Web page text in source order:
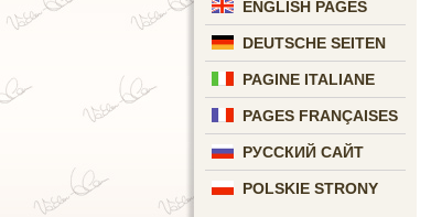
ENGLISH PAGES
DEUTSCHE SEITEN
PAGINE ITALIANE
PAGES FRANÇAISES
РУССКИЙ САЙТ
POLSKIE STRONY